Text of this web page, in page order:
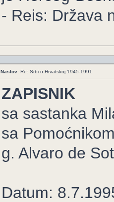
- Reis: Država
Naslov: Re: Srbi u Hrvatskoj 1945-1991
ZAPISNIK
sa sastanka
sa
g. Alvaro de
Datum: